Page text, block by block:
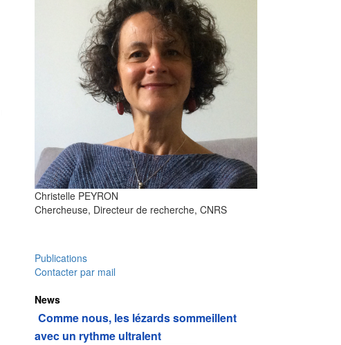
Christelle PEYRON
Chercheuse, Directeur de recherche, CNRS
Publications
Contacter par mail
News
Comme nous, les lézards sommeillent
avec un rythme ultralent